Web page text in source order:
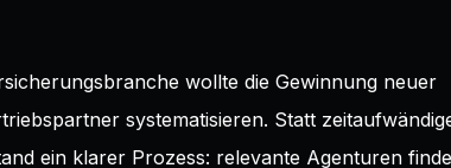
wollte die Gewinnung neuer
systematisieren. Statt
ein klarer Prozess: relevante Agenturen